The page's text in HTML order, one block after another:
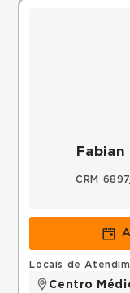
Fabian
CRM
Locais de
Centro